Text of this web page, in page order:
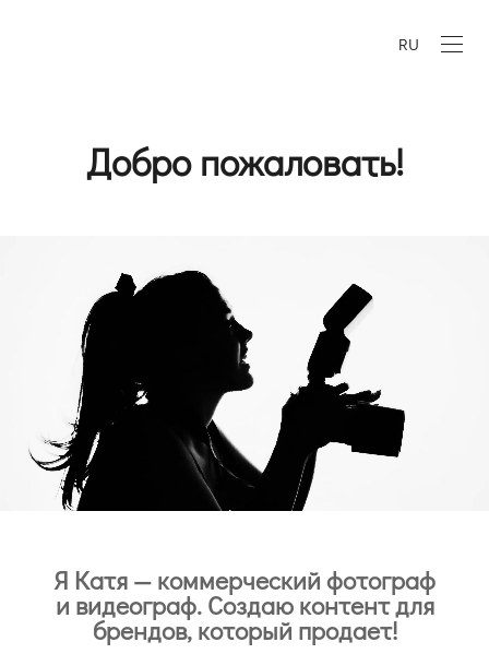
RU
Добро пожаловать!
Я Катя — коммерческий фотограф
и видеограф. Создаю контент для
брендов, который продает!